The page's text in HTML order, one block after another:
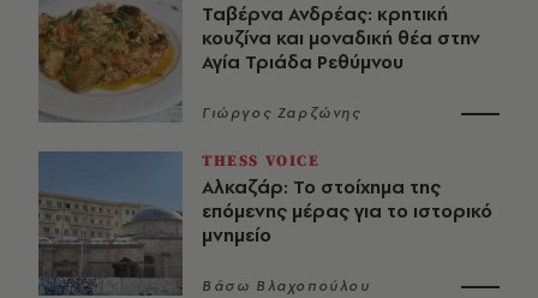
Ταβέρνα Ανδρέας: κρητική
κουζίνα και μοναδική θέα στην
Αγία Τριάδα Ρεθύμνου
Γιώργος Ζαρζώνης
THESS VOICE
Αλκαζάρ: Το στοίχημα της
επόμενης μέρας για το ιστορικό
μνημείο
Βάσω Βλαχοπούλου